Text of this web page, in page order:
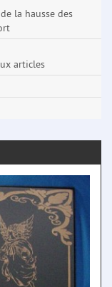
la hausse des
articles